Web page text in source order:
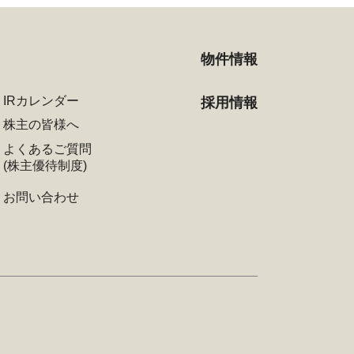
IRカレンダー
株主の皆様へ
よくあるご質問
(株主優待制度)
お問い合わせ
物件情報
採用情報